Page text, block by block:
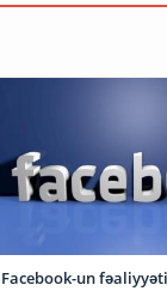
Facebook-un